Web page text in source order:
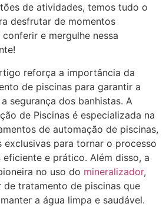
de atividades, temos tudo o
desfrutar de momentos
conferir e mergulhe nessa
reforça a importância da
de piscinas para garantir a
segurança dos banhistas. A
de Piscinas é especializada na
de automação de piscinas,
exclusivas para tornar o processo
eficiente e prático. Além disso, a
no uso do mineralizador,
de tratamento de piscinas que
a água limpa e saudável.